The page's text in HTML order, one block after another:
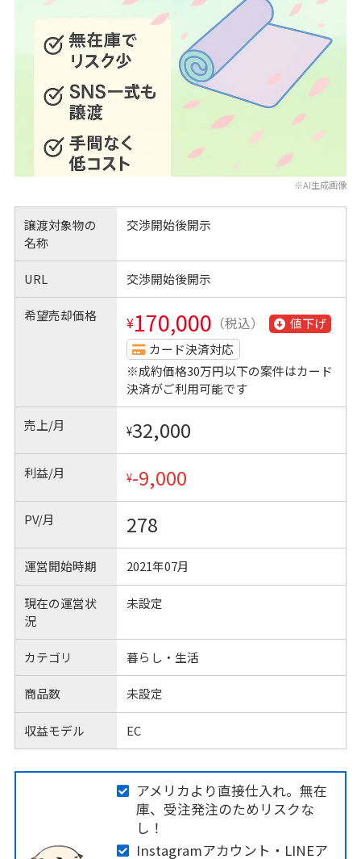
※AI生成画像
譲渡対象物の
名称
交渉開始後開示
URL 交渉開始後開示
希望売却価格 ¥170,000 （税込）
値下げ
カード決済対応
※成約価格30万円以下の案件はカード
決済がご利用可能です
売上/月 ¥32,000
利益/月 ¥-9,000
PV/月 278
運営開始時期 2021年07月
現在の運営状
況
未設定
カテゴリ 暮らし・生活
商品数 未設定
収益モデル EC
アメリカより直接仕入れ。無在
庫、受注発注のためリスクな
し！
Instagramアカウント・LINEア